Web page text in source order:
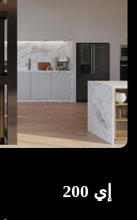
إي 200